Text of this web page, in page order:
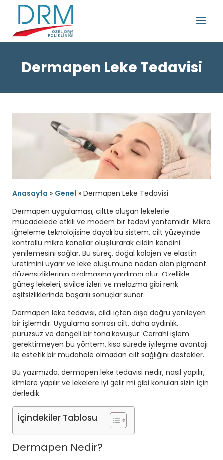
Dermapen Leke Tedavisi
Anasayfa » Genel » Dermapen Leke Tedavisi
Dermapen uygulaması, ciltte oluşan lekelerle
mücadelede etkili ve modern bir tedavi yöntemidir. Mikro
iğneleme teknolojisine dayalı bu sistem, cilt yüzeyinde
kontrollü mikro kanallar oluşturarak cildin kendini
yenilemesini sağlar. Bu süreç, doğal kolajen ve elastin
üretimini uyarır ve leke oluşumuna neden olan pigment
düzensizliklerinin azalmasına yardımcı olur. Özellikle
güneş lekeleri, sivilce izleri ve melazma gibi renk
eşitsizliklerinde başarılı sonuçlar sunar.
Dermapen leke tedavisi, cildi içten dışa doğru yenileyen
bir işlemdir. Uygulama sonrası cilt, daha aydınlık,
pürüzsüz ve dengeli bir tona kavuşur. Cerrahi işlem
gerektirmeyen bu yöntem, kısa sürede iyileşme avantajı
ile estetik bir müdahale olmadan cilt sağlığını destekler.
Bu yazımızda, dermapen leke tedavisi nedir, nasıl yapılır,
kimlere yapılır ve lekelere iyi gelir mi gibi konuları sizin için
derledik.
İçindekiler Tablosu
Dermapen Nedir?